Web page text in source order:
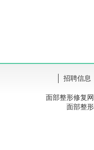
招聘信息
面部整形修复
面部整